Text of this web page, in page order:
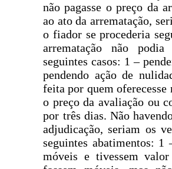
não pagasse o preço da
ao ato da arrematação,
o fiador se procederia
arrematação não
seguintes casos: 1 –
pendendo ação de
feita por quem
o preço da avaliação ou
por três dias. Não
adjudicação, seriam os
seguintes abatimentos: 1
móveis e tivessem